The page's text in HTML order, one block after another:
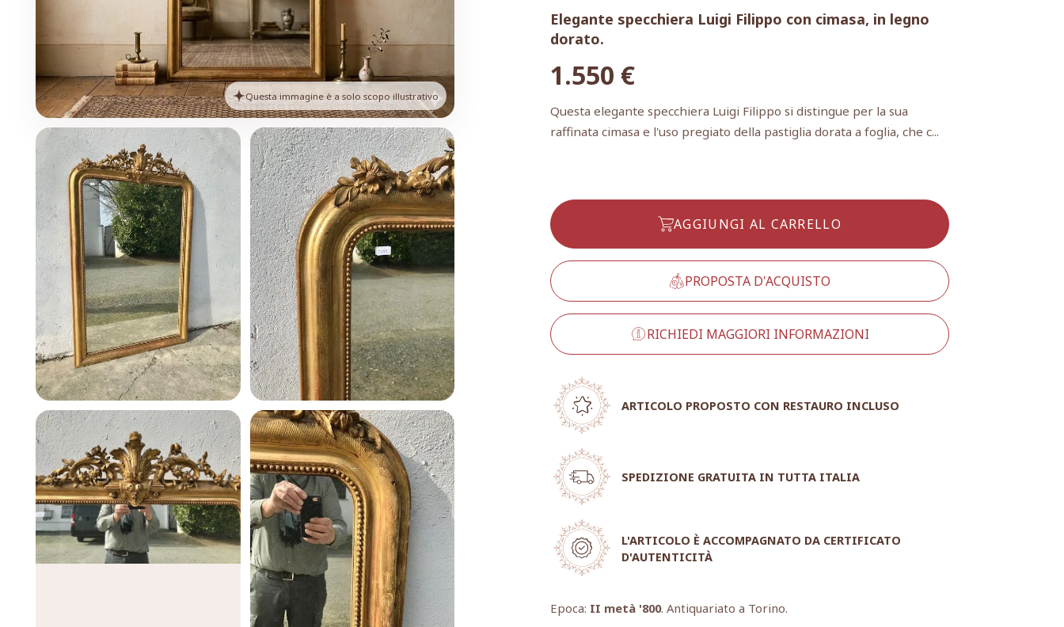
Questa immagine è a solo scopo illustrativo
Elegante specchiera Luigi Filippo con cimasa, in legno
dorato.
1.550 €
Questa elegante specchiera Luigi Filippo si distingue per la sua
raffinata cimasa e l'uso pregiato della pastiglia dorata a foglia, che c...
AGGIUNGI AL CARRELLO
PROPOSTA D'ACQUISTO
RICHIEDI MAGGIORI INFORMAZIONI
ARTICOLO PROPOSTO CON RESTAURO INCLUSO
SPEDIZIONE GRATUITA IN TUTTA ITALIA
L'ARTICOLO È ACCOMPAGNATO DA CERTIFICATO
D'AUTENTICITÀ
Epoca: II metà '800. Antiquariato a Torino.